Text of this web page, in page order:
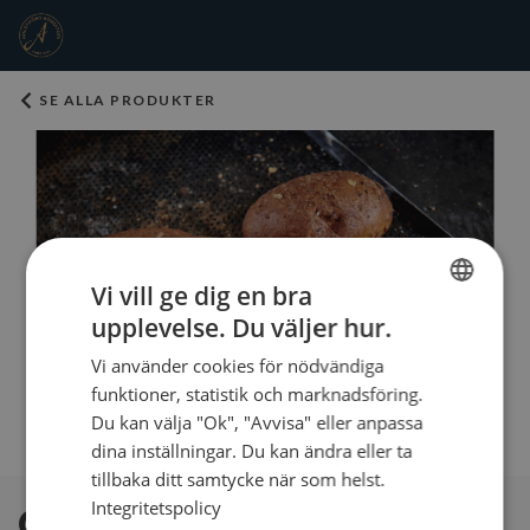
SE ALLA PRODUKTER
Vi vill ge dig en bra
upplevelse. Du väljer hur.
Vi använder cookies för nödvändiga
funktioner, statistik och marknadsföring.
Du kan välja "Ok", "Avvisa" eller anpassa
dina inställningar. Du kan ändra eller ta
tillbaka ditt samtycke när som helst.
Integritetspolicy